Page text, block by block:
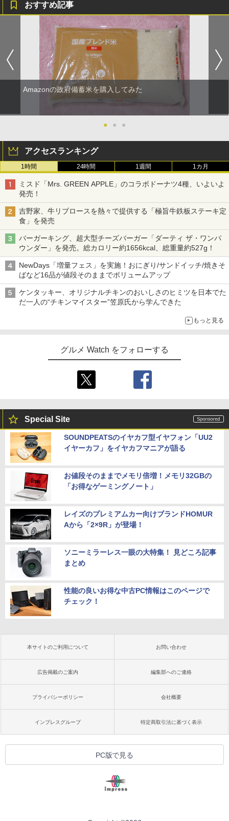
おすすめ記事
Amazonの政府備蓄米を購入してみた
● ● ●
アクセスランキング
1時間 24時間 1週間 1カ月
ミスド「Mrs. GREEN APPLE」のコラボドーナツ4種、いよいよ
発売！
吉野家、牛リブロースを熱々で提供する「極旨牛鉄板ステーキ定
食」を発売
バーガーキング、超大型チーズバーガー「ダーティ ザ・ワンパ
ウンダー」を発売。総カロリー約1656kcal、総重量約527g！
NewDays「増量フェス」を実施！おにぎり/サンドイッチ/焼きそ
ばなど16品が値段そのままでボリュームアップ
ケンタッキー、オリジナルチキンのおいしさのヒミツを日本でた
だ一人の“チキンマイスター”笠原氏から学んできた
もっと見る
グルメ Watch をフォローする
Special Site
SOUNDPEATSのイヤカフ型イヤフォン「UU2
イヤーカフ」をイヤカフマニアが語る
お値段そのままでメモリ倍増！メモリ32GBの
「お得なゲーミングノート」
レイズのプレミアムカー向けブランドHOMUR
Aから「2×9R」が登場！
ソニーミラーレス一眼の大特集！ 見どころ記事
まとめ
性能の良いお得な中古PC情報はこのページで
チェック！
本サイトのご利用について お問い合わせ
広告掲載のご案内 編集部へのご連絡
プライバシーポリシー 会社概要
インプレスグループ 特定商取引法に基づく表示
PC版で見る